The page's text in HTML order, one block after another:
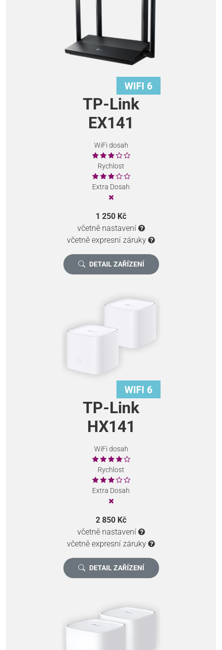
TP-Link
EX141
WiFi dosah
Rychlost
Extra Dosah
1 250 Kč
včetně nastavení
včetně expresní záruky
DETAIL ZAŘÍZENÍ
TP-Link
HX141
WiFi dosah
Rychlost
Extra Dosah
2 850 Kč
včetně nastavení
včetně expresní záruky
DETAIL ZAŘÍZENÍ